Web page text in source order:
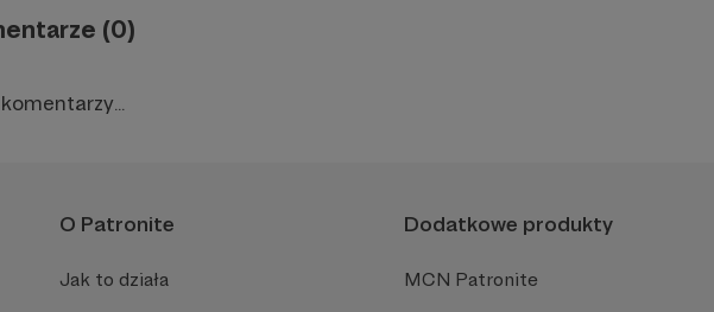
(0)
O Patronite
Jak to działa
Dodatkowe produkty
MCN Patronite